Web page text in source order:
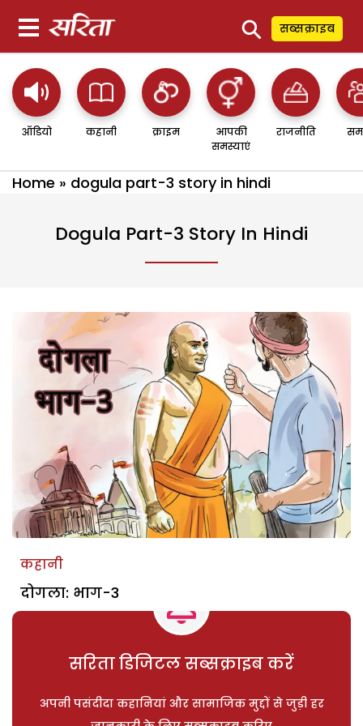
⚲ सब्सक्राइब
ऑडियो कहानी क्राइम
आपकी
समस्याएं
राजनीति
Home » dogula part-3 story in hindi
Dogula Part-3 Story In Hindi
कहानी
दोगला: भाग-3
सरिता डिजिटल सब्सक्राइब करें
अपनी पसंदीदा कहानियां और सामाजिक मुद्दों से जुड़ी हर